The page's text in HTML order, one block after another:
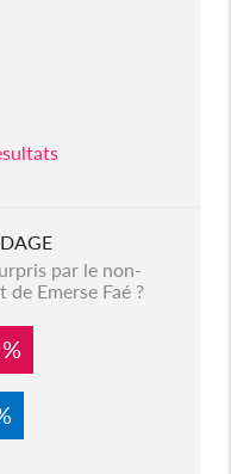
par le non-
Emerse Faé ?